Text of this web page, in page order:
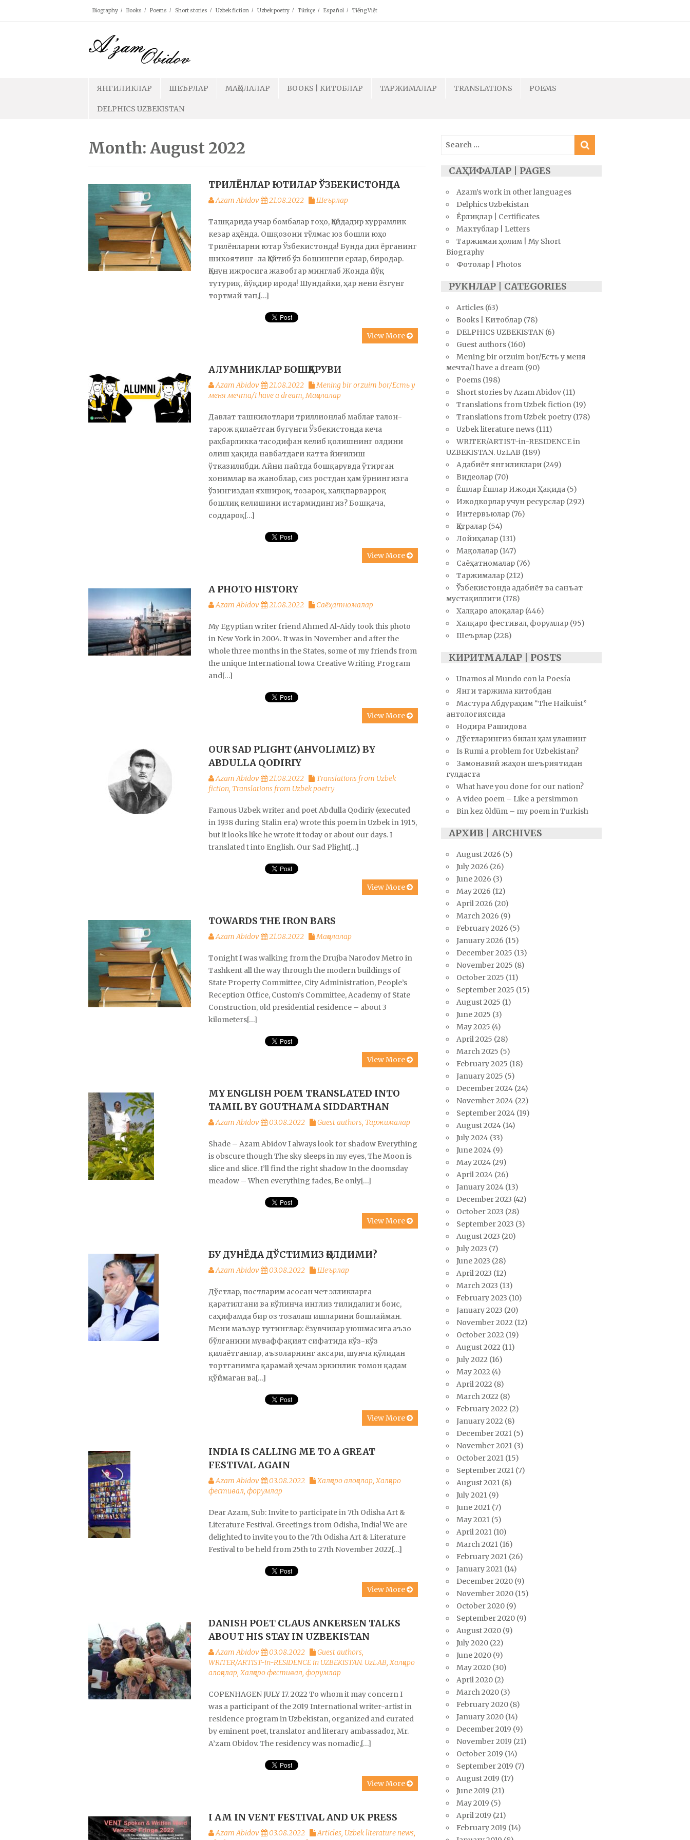
Biography Books Poems Short stories Uzbek fiction Uzbek poetry Türkçe Español Tiếng Việt
ЯНГИЛИКЛАР ШЕЪРЛАР МАҚОЛАЛАР BOOKS | КИТОБЛАР ТАРЖИМАЛАР TRANSLATIONS POEMS
DELPHICS UZBEKISTAN
Month: August 2022
ТРИЛЁНЛАР ЮТИЛАР ЎЗБЕКИСТОНДА
Azam Abidov 21.08.2022 Шеърлар
Ташқарида учар бомбалар гоҳо, Қайдадир хуррамлик
кезар аҳёнда. Ошқозони тўлмас юз бошли юҳо
Трилёнларни ютар Ўзбекистонда! Бунда дил ёрганинг
шикоятинг-ла Қайтиб ўз бошингни ерлар, биродар.
Қонун ижросига жавобгар минглаб Жонда йўқ
тутуриқ, йўқдир ирода! Шундайки, ҳар нени ёзгунг
тортмай тап,[…]
View More
АЛУМНИКЛАР БОШҚАРУВИ
Azam Abidov 21.08.2022
Mening bir orzuim bor/Есть у
меня мечта/I have a dream,Мақолалар
Давлат ташкилотлари триллионлаб маблағ талон-
тарож қилаётган бугунги Ўзбекистонда кеча
раҳбарликка тасодифан келиб қолишнинг олдини
олиш ҳақида навбатдаги катта йиғилиш
ўтказилибди. Айни пайтда бошқарувда ўтирган
хонимлар ва жаноблар, сиз ростдан ҳам ўрнингизга
ўзингиздан яхшироқ, тозароқ, халқпарварроқ
бошлиқ келишини истармидингиз? Бошқача,
соддароқ[…]
View More
A PHOTO HISTORY
Azam Abidov 21.08.2022 Саёҳатномалар
My Egyptian writer friend Ahmed Al-Aidy took this photo
in New York in 2004. It was in November and after the
whole three months in the States, some of my friends from
the unique International Iowa Creative Writing Program
and[…]
View More
OUR SAD PLIGHT (AHVOLIMIZ) BY
ABDULLA QODIRIY
Azam Abidov 21.08.2022
Translations from Uzbek
fiction, Translations from Uzbek poetry
Famous Uzbek writer and poet Abdulla Qodiriy (executed
in 1938 during Stalin era) wrote this poem in Uzbek in 1915,
but it looks like he wrote it today or about our days. I
translated t into English. Our Sad Plight[…]
View More
TOWARDS THE IRON BARS
Azam Abidov 21.08.2022 Мақолалар
Tonight I was walking from the Drujba Narodov Metro in
Tashkent all the way through the modern buildings of
State Property Committee, City Administration, People’s
Reception Office, Custom’s Committee, Academy of State
Construction, old presidential residence – about 3
kilometers[…]
View More
MY ENGLISH POEM TRANSLATED INTO
TAMIL BY GOUTHAMA SIDDARTHAN
Azam Abidov 03.08.2022 Guest authors, Таржималар
Shade – Azam Abidov I always look for shadow Everything
is obscure though The sky sleeps in my eyes, The Moon is
slice and slice. I’ll find the right shadow In the doomsday
meadow – When everything fades, Be only[…]
View More
БУ ДУНЁДА ДЎСТИМИЗ ҚОЛДИМИ?
Azam Abidov 03.08.2022 Шеърлар
Дўстлар, постларим асосан чет элликларга
қаратилгани ва кўпинча инглиз тилидалиги боис,
саҳифамда бир оз тозалаш ишларини бошлайман.
Мени маъзур тутинглар: ёзувчилар уюшмасига аъзо
бўлганини муваффақият сифатида кўз-кўз
қилаётганлар, аъзоларнинг аксари, шунча қўлидан
тортганимга қарамай ҳечам эркинлик томон қадам
қўймаган ва[…]
View More
INDIA IS CALLING ME TO A GREAT
FESTIVAL AGAIN
Azam Abidov 03.08.2022 Халқаро алоқалар,Халқаро
фестивал, форумлар
Dear Azam, Sub: Invite to participate in 7th Odisha Art &
Literature Festival. Greetings from Odisha, India! We are
delighted to invite you to the 7th Odisha Art & Literature
Festival to be held from 25th to 27th November 2022[…]
View More
DANISH POET CLAUS ANKERSEN TALKS
ABOUT HIS STAY IN UZBEKISTAN
Azam Abidov 03.08.2022 Guest authors,
WRITER/ARTIST-in-RESIDENCE in UZBEKISTAN. UzLAB,Халқаро
алоқалар,Халқаро фестивал, форумлар
COPENHAGEN JULY 17. 2022 To whom it may concern I
was a participant of the 2019 International writer-artist in
residence program in Uzbekistan, organized and curated
by eminent poet, translator and literary ambassador, Mr.
A’zam Obidov. The residency was nomadic,[…]
View More
I AM IN VENT FESTIVAL AND UK PRESS
Azam Abidov 03.08.2022 Articles, Uzbek literature news,
Search
for:
САҲИФАЛАР | PAGES
Azam’s work in other languages
Delphics Uzbekistan
Ёрлиқлар | Certificates
Мактублар | Letters
Таржимаи ҳолим | My Short
Biography
Фотолар | Photos
РУКНЛАР | CATEGORIES
Articles(63)
Books | Китоблар(78)
DELPHICS UZBEKISTAN(6)
Guest authors(160)
Mening bir orzuim bor/Есть у меня
мечта/I have a dream(90)
Poems(198)
Short stories by Azam Abidov(11)
Translations from Uzbek fiction(19)
Translations from Uzbek poetry(178)
Uzbek literature news(111)
WRITER/ARTIST-in-RESIDENCE in
UZBEKISTAN. UzLAB (189)
Адабиёт янгиликлари(249)
Видеолар(70)
Ёшлар Ёшлар Ижоди Ҳақида(5)
Ижодкорлар учун ресурслар(292)
Интервьюлар(76)
Қатралар(54)
Лойиҳалар(131)
Мақолалар(147)
Саёҳатномалар(76)
Таржималар(212)
Ўзбекистонда адабиёт ва санъат
мустақиллиги(178)
Халқаро алоқалар(446)
Халқаро фестивал, форумлар(95)
Шеърлар(228)
КИРИТМАЛАР | POSTS
Unamos al Mundo con la Poesía
Янги таржима китобдан
Мастура Абдураҳим “The Haikuist”
антологиясида
Нодира Рашидова
Дўстларингиз билан ҳам улашинг
Is Rumi a problem for Uzbekistan?
Замонавий жаҳон шеъриятидан
гулдаста
What have you done for our nation?
A video poem – Like a persimmon
Bin kez öldüm – my poem in Turkish
АРХИВ | ARCHIVES
August 2026 (5)
July 2026 (26)
June 2026 (3)
May 2026 (12)
April 2026 (20)
March 2026 (9)
February 2026 (5)
January 2026 (15)
December 2025 (13)
November 2025 (8)
October 2025 (11)
September 2025 (15)
August 2025 (1)
June 2025 (3)
May 2025 (4)
April 2025 (28)
March 2025 (5)
February 2025 (18)
January 2025 (5)
December 2024(24)
November 2024(22)
September 2024(19)
August 2024(14)
July 2024(33)
June 2024(9)
May 2024(29)
April 2024(26)
January 2024(13)
December 2023 (42)
October 2023 (28)
September 2023 (3)
August 2023 (20)
July 2023 (7)
June 2023 (28)
April 2023 (12)
March 2023 (13)
February 2023 (10)
January 2023 (20)
November 2022 (12)
October 2022 (19)
August 2022 (11)
July 2022 (16)
May 2022 (4)
April 2022 (8)
March 2022 (8)
February 2022 (2)
January 2022 (8)
December 2021(5)
November 2021(3)
October 2021(15)
September 2021(7)
August 2021(8)
July 2021(9)
June 2021(7)
May 2021(5)
April 2021(10)
March 2021(16)
February 2021(26)
January 2021(14)
December 2020(9)
November 2020(15)
October 2020(9)
September 2020(9)
August 2020(9)
July 2020(22)
June 2020(9)
May 2020(30)
April 2020(2)
March 2020(3)
February 2020(8)
January 2020(14)
December 2019 (9)
November 2019 (21)
October 2019 (14)
September 2019 (7)
August 2019 (17)
June 2019 (21)
May 2019 (5)
April 2019 (21)
February 2019 (14)